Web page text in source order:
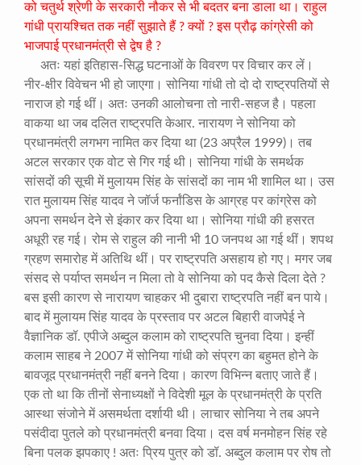
को चतुर्थ श्रेणी के सरकारी नौकर से भी बदतर बना डाला था। राहुल
गांधी प्रायश्चित तक नहीं सुझाते हैं ? क्यों ? इस प्रौढ़ कांग्रेसी को
भाजपाई प्रधानमंत्री से द्वेष है ?
अतः यहां इतिहास-सिद्ध घटनाओं के विवरण पर विचार कर लें।
नीर-क्षीर विवेचन भी हो जाएगा। सोनिया गांधी तो दो दो राष्ट्रपतियों से
नाराज हो गई थीं। अतः उनकी आलोचना तो नारी-सहज है। पहला
वाकया था जब दलित राष्ट्रपति केआर. नारायण ने सोनिया को
प्रधानमंत्री लगभग नामित कर दिया था (23 अप्रैल 1999)। तब
अटल सरकार एक वोट से गिर गई थी। सोनिया गांधी के समर्थक
सांसदों की सूची में मुलायम सिंह के सांसदों का नाम भी शामिल था। उस
रात मुलायम सिंह यादव ने जॉर्ज फर्नांडिस के आग्रह पर कांग्रेस को
अपना समर्थन देने से इंकार कर दिया था। सोनिया गांधी की हसरत
अधूरी रह गई। रोम से राहुल की नानी भी 10 जनपथ आ गई थीं। शपथ
ग्रहण समारोह में अतिथि थीं। पर राष्ट्रपति असहाय हो गए। मगर जब
संसद से पर्याप्त समर्थन न मिला तो वे सोनिया को पद कैसे दिला देते ?
बस इसी कारण से नारायण चाहकर भी दुबारा राष्ट्रपति नहीं बन पाये।
बाद में मुलायम सिंह यादव के प्रस्ताव पर अटल बिहारी वाजपेई ने
वैज्ञानिक डॉ. एपीजे अब्दुल कलाम को राष्ट्रपति चुनवा दिया। इन्हीं
कलाम साहब ने 2007 में सोनिया गांधी को संप्रग का बहुमत होने के
बावजूद प्रधानमंत्री नहीं बनने दिया। कारण विभिन्न बताए जाते हैं।
एक तो था कि तीनों सेनाध्यक्षों ने विदेशी मूल के प्रधानमंत्री के प्रति
आस्था संजोने में असमर्थता दर्शायी थी। लाचार सोनिया ने तब अपने
पसंदीदा पुतले को प्रधानमंत्री बनवा दिया। दस वर्ष मनमोहन सिंह रहे
बिना पलक झपकाए ! अतः प्रिय पुत्र को डॉ. अब्दुल कलाम पर रोष तो